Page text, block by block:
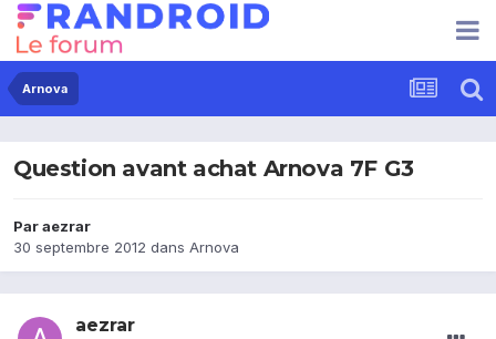
Arnova
Question avant achat Arnova 7F G3
Paraezrar
30 septembre 2012 dans Arnova
aezrar